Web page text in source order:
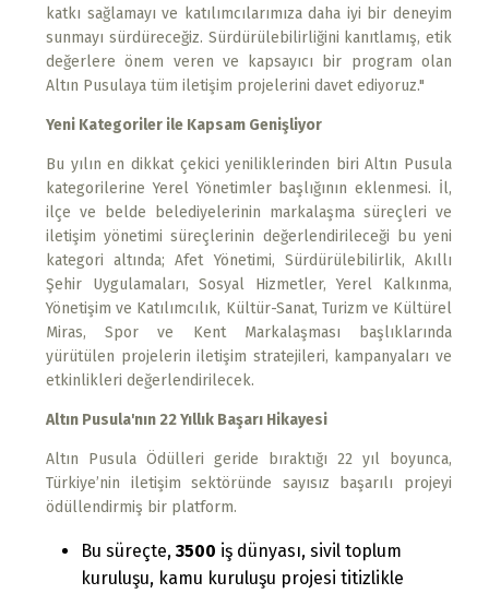
katkı sağlamayı ve katılımcılarımıza daha iyi bir deneyim
sunmayı sürdüreceğiz. Sürdürülebilirliğini kanıtlamış, etik
değerlere önem veren ve kapsayıcı bir program olan
Altın Pusulaya tüm iletişim projelerini davet ediyoruz."
Yeni Kategoriler ile Kapsam Genişliyor
Bu yılın en dikkat çekici yeniliklerinden biri Altın Pusula
kategorilerine Yerel Yönetimler başlığının eklenmesi. İl,
ilçe ve belde belediyelerinin markalaşma süreçleri ve
iletişim yönetimi süreçlerinin değerlendirileceği bu yeni
kategori altında; Afet Yönetimi, Sürdürülebilirlik, Akıllı
Şehir Uygulamaları, Sosyal Hizmetler, Yerel Kalkınma,
Yönetişim ve Katılımcılık, Kültür-Sanat, Turizm ve Kültürel
Miras, Spor ve Kent Markalaşması başlıklarında
yürütülen projelerin iletişim stratejileri, kampanyaları ve
etkinlikleri değerlendirilecek.
Altın Pusula'nın 22 Yıllık Başarı Hikayesi
Altın Pusula Ödülleri geride bıraktığı 22 yıl boyunca,
Türkiye’nin iletişim sektöründe sayısız başarılı projeyi
ödüllendirmiş bir platform.
Bu süreçte, 3500 iş dünyası, sivil toplum
kuruluşu, kamu kuruluşu projesi titizlikle